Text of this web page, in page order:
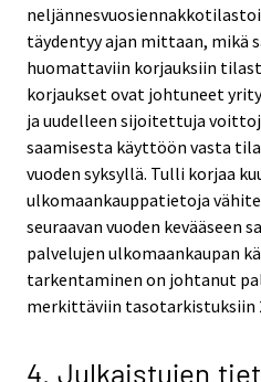
täydentyy ajan mittaan, mikä
huomattaviin korjauksiin
korjaukset ovat johtuneet
ja uudelleen sijoitettuja
saamisesta käyttöön vasta
vuoden syksyllä. Tulli korjaa
ulkomaankauppatietoja
seuraavan vuoden kevääseen
palvelujen ulkomaankaupan
tarkentaminen on johtanut
merkittäviin tasotarkistuksiin
4. Julkaistujen